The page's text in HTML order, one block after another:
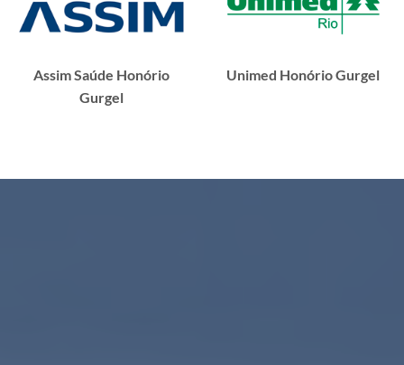
Assim Saúde Honório
Gurgel
Unimed Honório Gurgel